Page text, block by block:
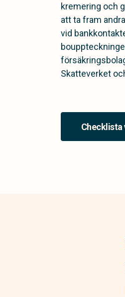
kremering och
att ta fram
vid
Skatteverket